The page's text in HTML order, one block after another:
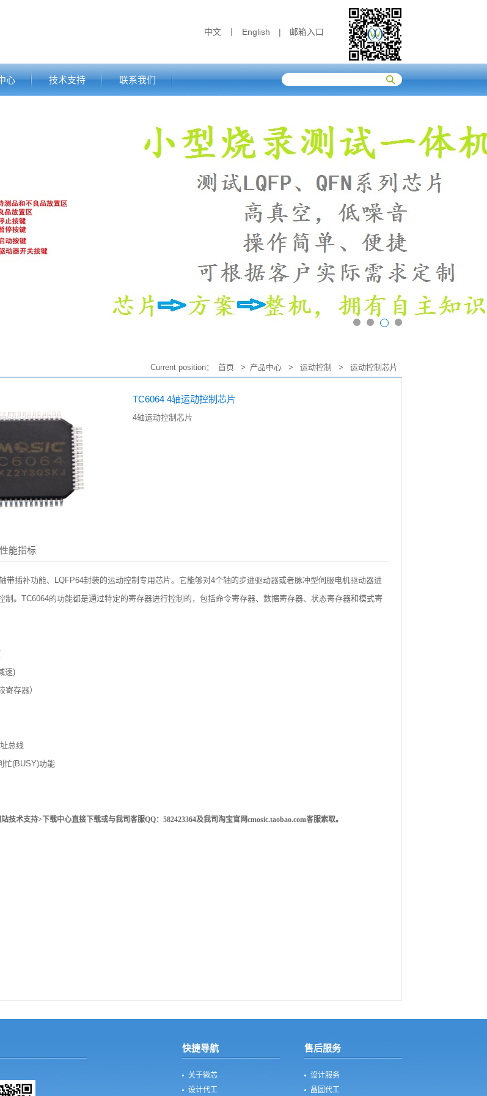
中文 English | 邮箱入口
心 技术支持 联系我们
Current position： 首页 > 产品中心 > 运动控制 > 运动控制芯片
TC6064 4轴运动控制芯片
4轴运动控制芯片
性能指标
带插补功能、LQFP64封装的运动控制专用芯片。它能够对4个轴的步进驱动器或者脉冲型伺服电机驱动器进
制。TC6064的功能都是通过特定的寄存器进行控制的，包括命令寄存器、数据寄存器、状态寄存器和模式寄
速)
寄存器）
总线
忙(BUSY)功能
技术支持>下载中心直接下载或与我司客服QQ：582423364及我司淘宝官网cmosic.taobao.com客服索取。
快捷导航
关于微芯
设计代工
售后服务
设计服务
晶圆代工